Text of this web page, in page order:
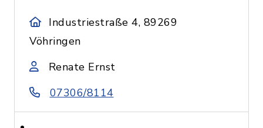
Industriestraße 4, 89269
Vöhringen
Renate Ernst
07306/8114